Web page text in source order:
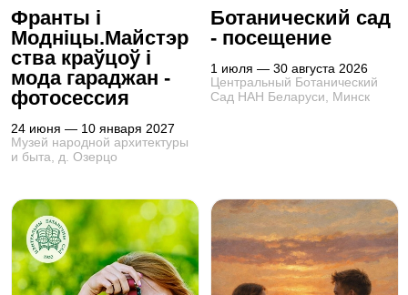
Франты i
Моднiцы.Майстэр
ства краўцоў i
мода гараджан -
фотосессия
24 июня — 10 января 2027
Музей народной архитектуры
и быта, д. Озерцо
Ботанический сад
- посещение
1 июля — 30 августа 2026
Центральный Ботанический
Сад НАН Беларуси, Минск